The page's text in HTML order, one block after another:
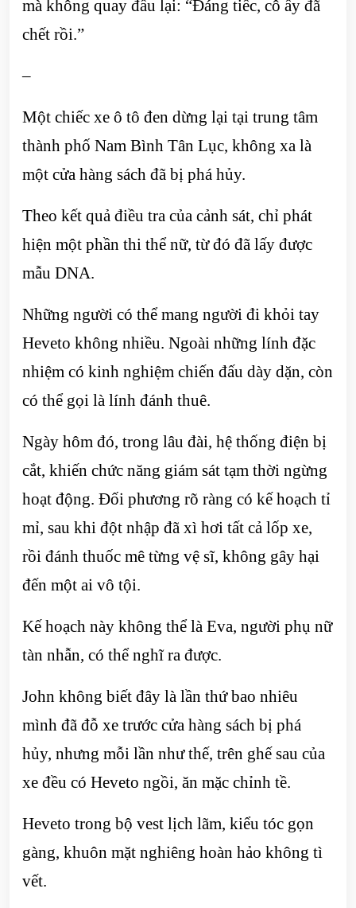
mà không quay đầu lại: “Đáng tiếc, cô ấy đã
chết rồi.”
–
Một chiếc xe ô tô đen dừng lại tại trung tâm
thành phố Nam Bình Tân Lục, không xa là
một cửa hàng sách đã bị phá hủy.
Theo kết quả điều tra của cảnh sát, chỉ phát
hiện một phần thi thể nữ, từ đó đã lấy được
mẫu DNA.
Những người có thể mang người đi khỏi tay
Heveto không nhiều. Ngoài những lính đặc
nhiệm có kinh nghiệm chiến đấu dày dặn, còn
có thể gọi là lính đánh thuê.
Ngày hôm đó, trong lâu đài, hệ thống điện bị
cắt, khiến chức năng giám sát tạm thời ngừng
hoạt động. Đối phương rõ ràng có kế hoạch tỉ
mỉ, sau khi đột nhập đã xì hơi tất cả lốp xe,
rồi đánh thuốc mê từng vệ sĩ, không gây hại
đến một ai vô tội.
Kế hoạch này không thể là Eva, người phụ nữ
tàn nhẫn, có thể nghĩ ra được.
John không biết đây là lần thứ bao nhiêu
mình đã đỗ xe trước cửa hàng sách bị phá
hủy, nhưng mỗi lần như thế, trên ghế sau của
xe đều có Heveto ngồi, ăn mặc chỉnh tề.
Heveto trong bộ vest lịch lãm, kiểu tóc gọn
gàng, khuôn mặt nghiêng hoàn hảo không tì
vết.